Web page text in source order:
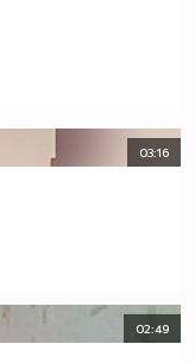
03:16
02:49